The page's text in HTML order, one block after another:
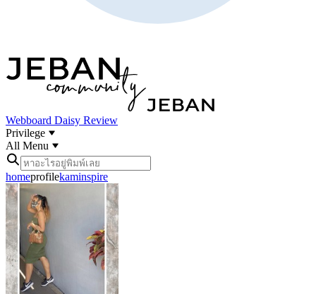
Webboard Daisy Review
Privilege
All Menu
homeprofilekaminspire